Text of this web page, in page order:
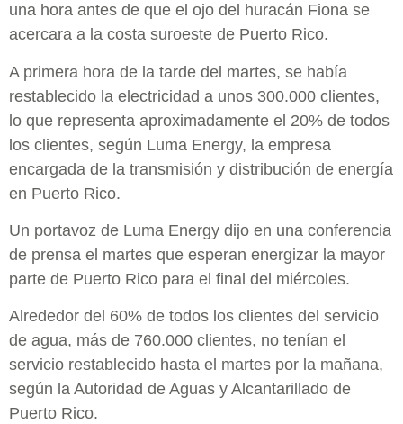
una hora antes de que el ojo del huracán Fiona se
acercara a la costa suroeste de Puerto Rico.
A primera hora de la tarde del martes, se había
restablecido la electricidad a unos 300.000 clientes,
lo que representa aproximadamente el 20% de todos
los clientes, según Luma Energy, la empresa
encargada de la transmisión y distribución de energía
en Puerto Rico.
Un portavoz de Luma Energy dijo en una conferencia
de prensa el martes que esperan energizar la mayor
parte de Puerto Rico para el final del miércoles.
Alrededor del 60% de todos los clientes del servicio
de agua, más de 760.000 clientes, no tenían el
servicio restablecido hasta el martes por la mañana,
según la Autoridad de Aguas y Alcantarillado de
Puerto Rico.